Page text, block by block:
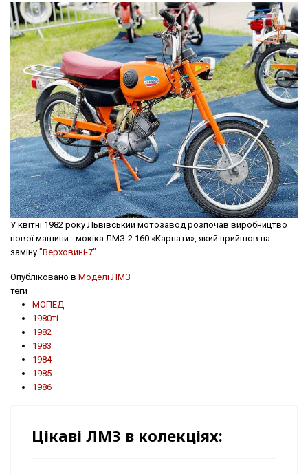
У квітні 1982 року Львівський мотозавод розпочав виробництво
нової машини - мокіка ЛМЗ-2.160 «Карпати», який прийшов на
заміну "Верховині-7"
Опубліковано в Моделі ЛМЗ
теги
МОПЕД
1980ті
1982
1983
1984
1985
1986
Цікаві ЛМЗ в колекціях: